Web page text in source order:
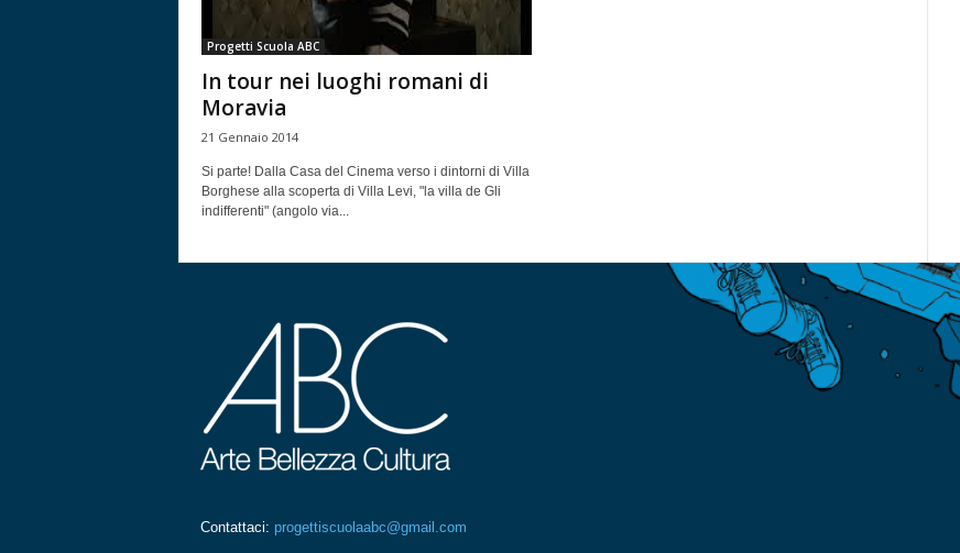
Progetti Scuola ABC
In tour nei luoghi romani di
Moravia
21 Gennaio 2014
Si parte! Dalla Casa del Cinema verso i dintorni di Villa
Borghese alla scoperta di Villa Levi, "la villa de Gli
indifferenti" (angolo via...
Contattaci: progettiscuolaabc@gmail.com